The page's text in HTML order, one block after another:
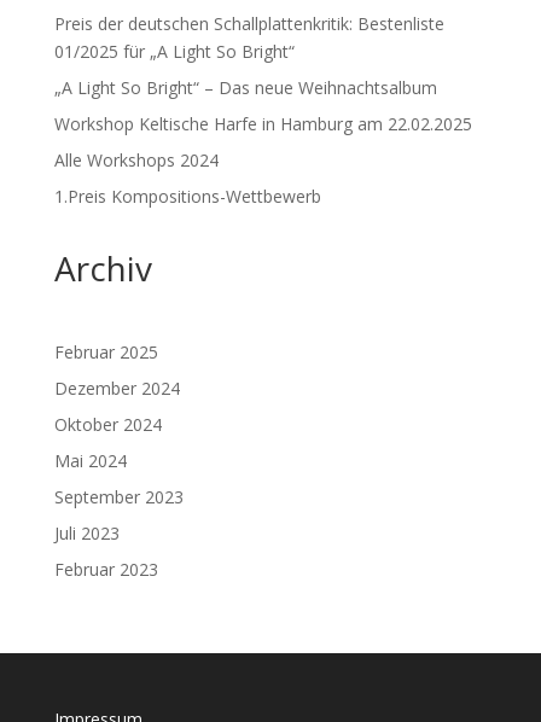
Preis der deutschen Schallplattenkritik: Bestenliste
01/2025 für „A Light So Bright“
„A Light So Bright“ – Das neue Weihnachtsalbum
Workshop Keltische Harfe in Hamburg am 22.02.2025
Alle Workshops 2024
1.Preis Kompositions-Wettbewerb
Archiv
Februar 2025
Dezember 2024
Oktober 2024
Mai 2024
September 2023
Juli 2023
Februar 2023